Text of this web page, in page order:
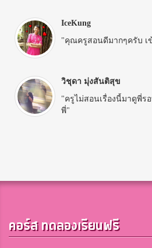
IceKung
"คุณครูสอนดีมากๆครับ เ
วิชุดา มุ่งสันติสุข
"ครูไม่สอนเรื่องนี้มาดูพี่ร
พี่"
คอร์ส ทดลองเรียนฟรี